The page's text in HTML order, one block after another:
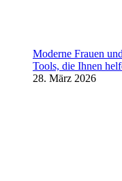
Moderne Frauen
Tools, die Ihnen
28. März 2026